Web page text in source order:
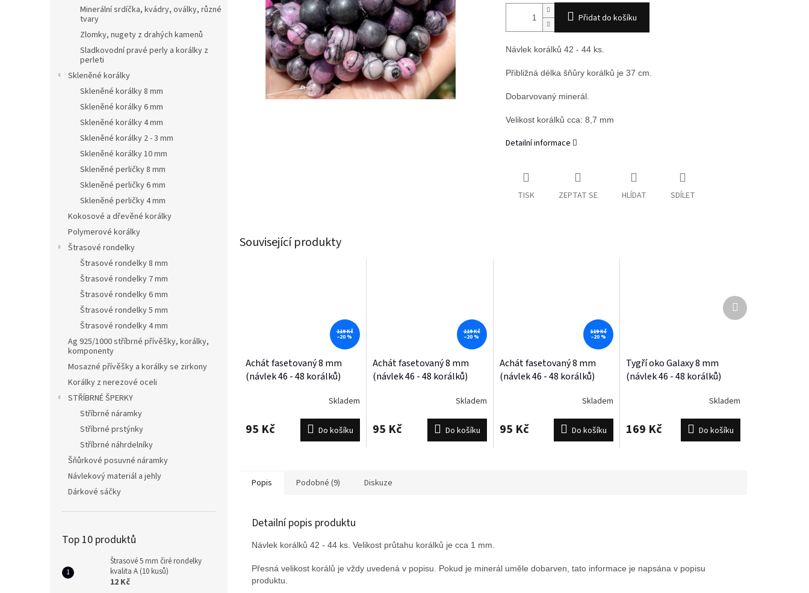
Minerální srdíčka, kvádry, oválky, různé
tvary
Zlomky, nugety z drahých kamenů
Sladkovodní pravé perly a korálky z
perleti
Skleněné korálky
Skleněné korálky 8 mm
Skleněné korálky 6 mm
Skleněné korálky 4 mm
Skleněné korálky 2 - 3 mm
Skleněné korálky 10 mm
Skleněné perličky 8 mm
Skleněné perličky 6 mm
Skleněné perličky 4 mm
Kokosové a dřevěné korálky
Polymerové korálky
Štrasové rondelky
Štrasové rondelky 8 mm
Štrasové rondelky 7 mm
Štrasové rondelky 6 mm
Štrasové rondelky 5 mm
Štrasové rondelky 4 mm
Ag 925/1000 stříbrné přívěšky, korálky,
komponenty
Mosazné přívěšky a korálky se zirkony
Korálky z nerezové oceli
STŘÍBRNÉ ŠPERKY
Stříbrné náramky
Stříbrné prstýnky
Stříbrné náhrdelníky
Šňůrkové posuvné náramky
Návlekový materiál a jehly
Dárkové sáčky
Top 10 produktů
Štrasové 5 mm čiré rondelky
kvalita A (10 kusů)
12 Kč
Přidat do košíku
Návlek korálků 42 - 44 ks.
Přibližná délka šňůry korálků je 37 cm.
Dobarvovaný minerál.
Velikost korálků cca: 8,7 mm
Detailní informace
TISK ZEPTAT SE HLÍDAT SDÍLET
Související produkty
119 Kč
–20 %
Achát fasetovaný 8 mm
(návlek 46 - 48 korálků)
Skladem
95 Kč Do košíku
119 Kč
–20 %
Achát fasetovaný 8 mm
(návlek 46 - 48 korálků)
Skladem
95 Kč Do košíku
119 Kč
–20 %
Achát fasetovaný 8 mm
(návlek 46 - 48 korálků)
Skladem
95 Kč Do košíku
Tygří oko Galaxy 8 mm
(návlek 46 - 48 korálků)
Skladem
169 Kč Do košíku
Další
produkt
Popis Podobné (9) Diskuze
Detailní popis produktu
Návlek korálků 42 - 44 ks. Velikost průtahu korálků je cca 1 mm.
Přesná velikost korálů je vždy uvedená v popisu. Pokud je minerál uměle dobarven, tato informace je napsána v popisu
produktu.